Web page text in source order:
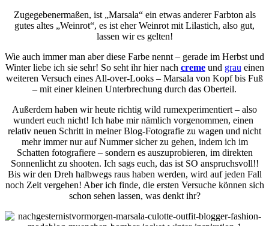
Zugegebenermaßen, ist „Marsala“ ein etwas anderer Farbton als
gutes altes „Weinrot“, es ist eher Weinrot mit Lilastich, also gut,
lassen wir es gelten!
Wie auch immer man aber diese Farbe nennt – gerade im Herbst und
Winter liebe ich sie sehr! So seht ihr hier nach cremeund grau einen
weiteren Versuch eines All-over-Looks – Marsala von Kopf bis Fuß
– mit einer kleinen Unterbrechung durch das Oberteil.
Außerdem haben wir heute richtig wild rumexperimentiert – also
wundert euch nicht! Ich habe mir nämlich vorgenommen, einen
relativ neuen Schritt in meiner Blog-Fotografie zu wagen und nicht
mehr immer nur auf Nummer sicher zu gehen, indem ich im
Schatten fotografiere – sondern es auszuprobieren, im direkten
Sonnenlicht zu shooten. Ich sags euch, das ist SO anspruchsvoll!!
Bis wir den Dreh halbwegs raus haben werden, wird auf jeden Fall
noch Zeit vergehen! Aber ich finde, die ersten Versuche können sich
schon sehen lassen, was denkt ihr?